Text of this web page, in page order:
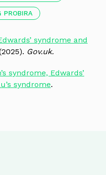
PROBIRA
syndrome and
Gov.uk.
syndrome, Edwards’
syndrome.